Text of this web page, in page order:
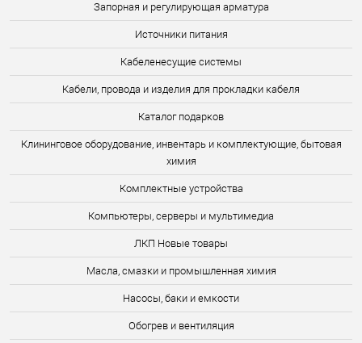
Запорная и регулирующая арматура
Источники питания
Кабеленесущие системы
Кабели, провода и изделия для прокладки кабеля
Каталог подарков
Клининговое оборудование, инвентарь и комплектующие, бытовая
химия
Комплектные устройства
Компьютеры, серверы и мультимедиа
ЛКП Новые товары
Масла, смазки и промышленная химия
Насосы, баки и емкости
Обогрев и вентиляция